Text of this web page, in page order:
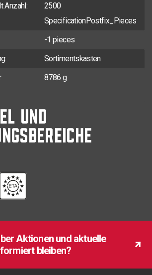
Anzahl:
2500
SpecificationPostfix_Pieces
-1 pieces
Sortimentskasten
8786 g
UND
Aktionen und aktuelle
bleiben?